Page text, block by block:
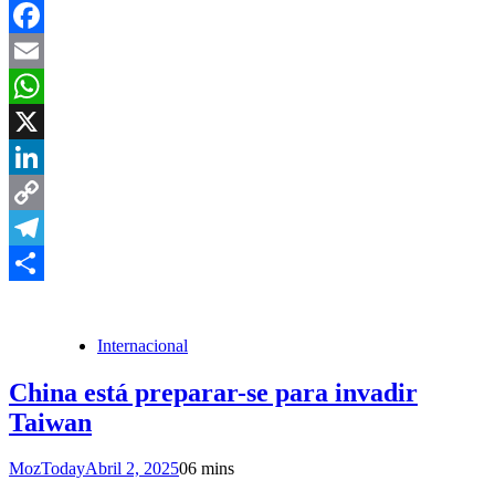
Facebook
Email
WhatsApp
X
LinkedIn
Copy
Link
Telegram
Internacional
China está preparar-se para invadir
Taiwan
MozTodayAbril 2, 202506 mins